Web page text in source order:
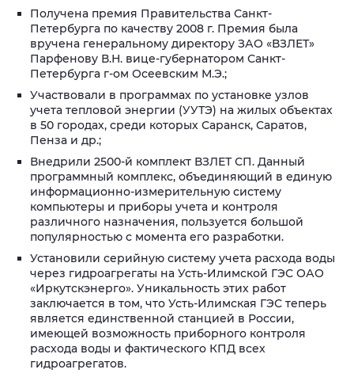
Получена премия Правительства Санкт-
Петербурга по качеству 2008 г. Премия была
вручена генеральному директору ЗАО «ВЗЛЕТ»
Парфенову В.Н. вице-губернатором Санкт-
Петербурга г-ом Осеевским М.Э.;
Участвовали в программах по установке узлов
учета тепловой энергии (УУТЭ) на жилых объектах
в 50 городах, среди которых Саранск, Саратов,
Пенза и др.;
Внедрили 2500-й комплект ВЗЛЕТ СП. Данный
программный комплекс, объединяющий в единую
информационно-измерительную систему
компьютеры и приборы учета и контроля
различного назначения, пользуется большой
популярностью с момента его разработки.
Установили серийную систему учета расхода воды
через гидроагрегаты на Усть-Илимской ГЭС ОАО
«Иркутскэнерго». Уникальность этих работ
заключается в том, что Усть-Илимская ГЭС теперь
является единственной станцией в России,
имеющей возможность приборного контроля
расхода воды и фактического КПД всех
гидроагрегатов.